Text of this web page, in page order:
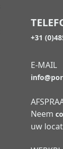
+31
E-MAIL
Neem
uw